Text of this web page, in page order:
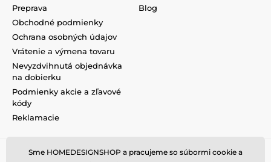
Preprava
Obchodné podmienky
Ochrana osobných údajov
Vrátenie a výmena tovaru
Nevyzdvihnutá objednávka
na dobierku
Podmienky akcie a zľavové
kódy
Reklamacie
Blog
Sme HOMEDESIGNSHOP a pracujeme so súbormi cookie a